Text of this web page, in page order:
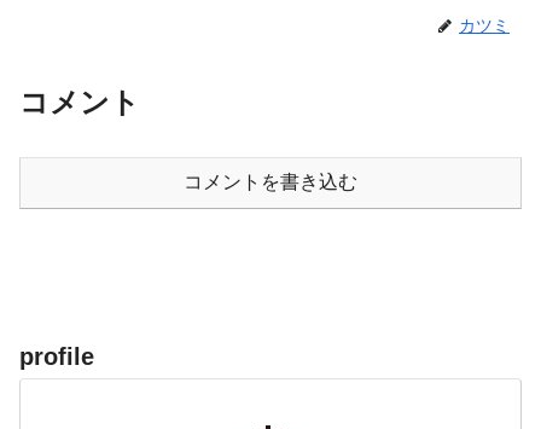
カツミ
コメント
コメントを書き込む
profile